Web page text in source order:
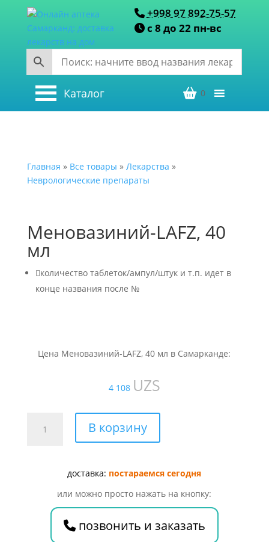
+998 97 892-75-57
с 8 до 22 пн-вс
Каталог 0
Главная » Все товары » Лекарства »
Неврологические препараты
Меновазиний-LAFZ, 40
мл
количество таблеток/ампул/штук и т.п. идет в
конце названия после №
Цена Меновазиний-LAFZ, 40 мл в Самарканде:
4 108 UZS
товара
Меновазиний-
В корзину
доставка: постараемся сегодня
или можно просто нажать на кнопку:
позвонить и заказать